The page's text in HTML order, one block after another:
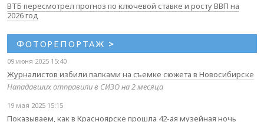
ВТБ пересмотрел прогноз по ключевой ставке и росту ВВП на
2026 год
ФОТОРЕПОРТАЖ >
09 июня 2025 15:40
Журналистов избили палками на съемке сюжета в Новосибирске
Нападавших отправили в СИЗО на 2 месяца
19 мая 2025 15:15
Показываем, как в Красноярске прошла 42-ая музейная ночь